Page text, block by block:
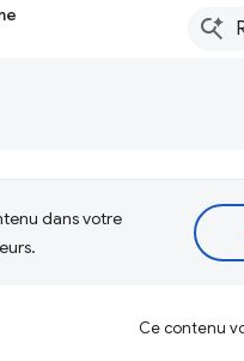
dans votre
Ce contenu